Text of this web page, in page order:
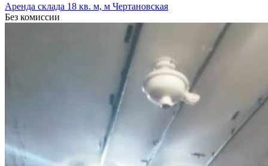
Аренда склада 18 кв. м, м Чертановская
Без комиссии